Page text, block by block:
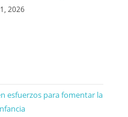
2026
esfuerzos para fomentar la